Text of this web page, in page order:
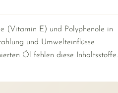
(Vitamin E) und Polyphenole in
und Umwelteinflüsse
Öl fehlen diese Inhaltsstoffe.